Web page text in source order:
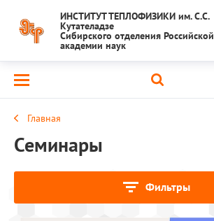
ИНСТИТУТ ТЕПЛОФИЗИКИ им. С.С.
Кутателадзе
Сибирского отделения Российской
академии наук
Главная
Семинары
Фильтры